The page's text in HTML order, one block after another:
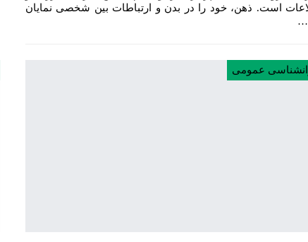
است. ذهن، خود را در بدن و ارتباطات بین شخصی نمایان
عمومی